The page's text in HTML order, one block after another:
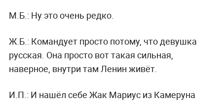
М.Б.: Ну это очень редко.
Ж.Б.: Командует просто потому, что девушка
русская. Она просто вот такая сильная,
наверное, внутри там Ленин живёт.
И.П.: И нашёл себе Жак Мариус из Камеруна